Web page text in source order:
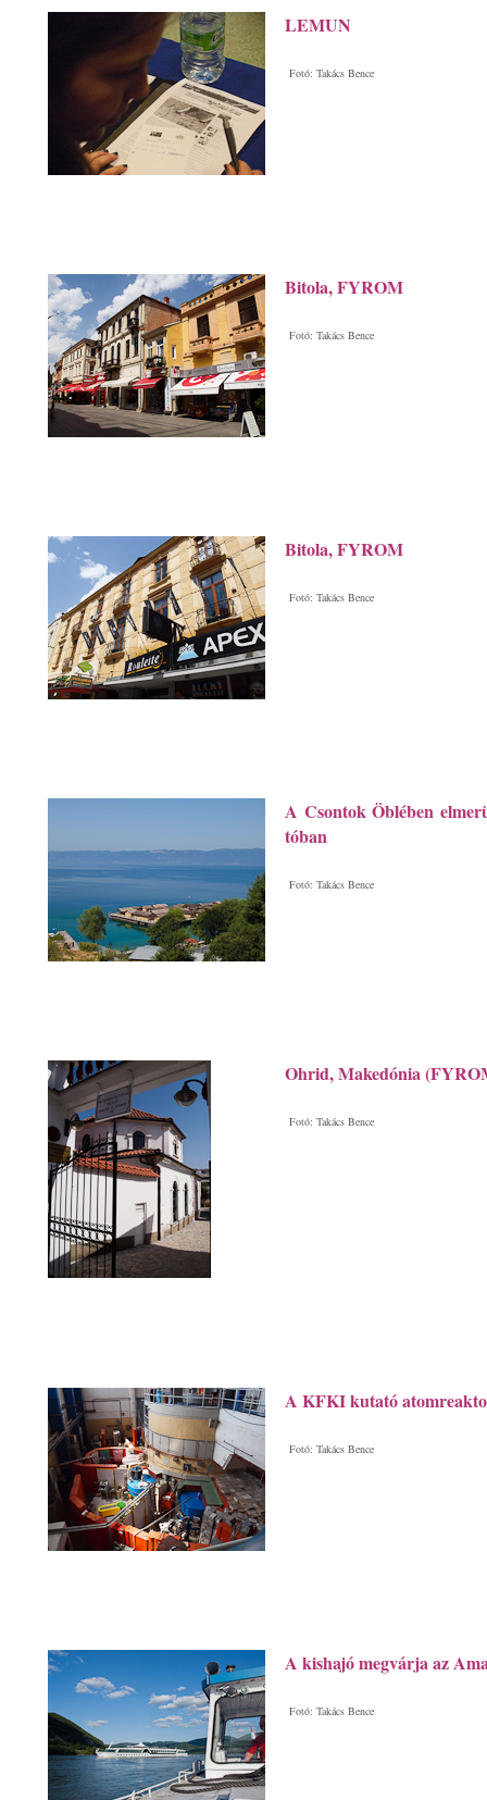
LEMUN
Fotó: Takács Bence
Bitola, FYROM
Fotó: Takács Bence
Bitola, FYROM
Fotó: Takács Bence
A Csontok Öblében
tóban
Fotó: Takács Bence
Ohrid, Makedónia
Fotó: Takács Bence
A KFKI kutató
Fotó: Takács Bence
A kishajó megvárja az
Fotó: Takács Bence